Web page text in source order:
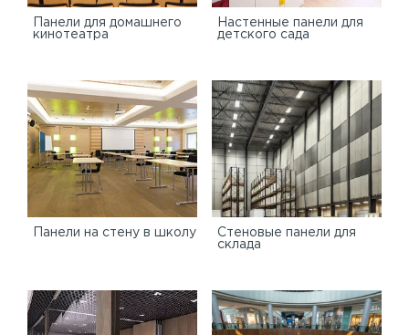
Панели для домашнего
кинотеатра
Настенные панели для
детского сада
Панели на стену в школу
Стеновые панели для
склада